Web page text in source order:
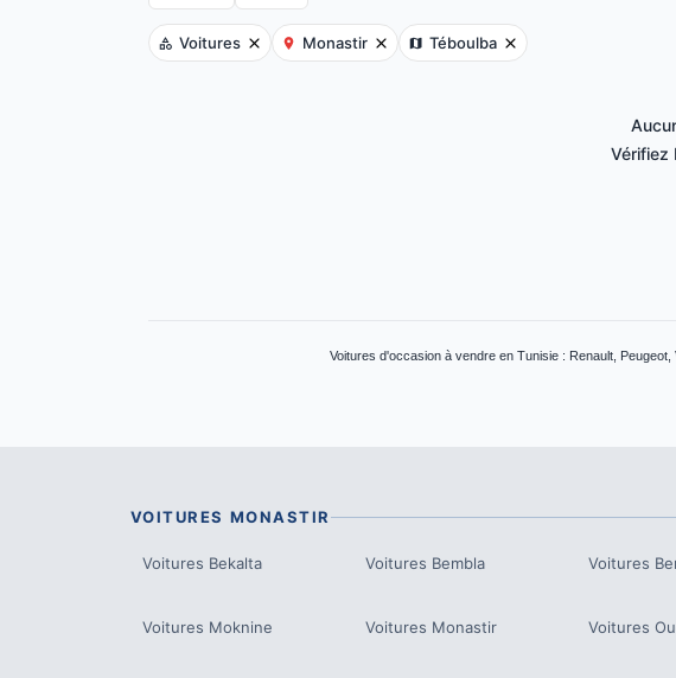
Voitures Monastir Téboulba
Vérifiez
Voitures d'occasion à vendre en Tunisie : Renault,
VOITURES MONASTIR
Voitures Bekalta Voitures Bembla Voitures
Voitures Moknine Voitures Monastir Voitures